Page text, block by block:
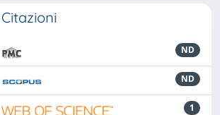
Citazioni
ND
ND
1